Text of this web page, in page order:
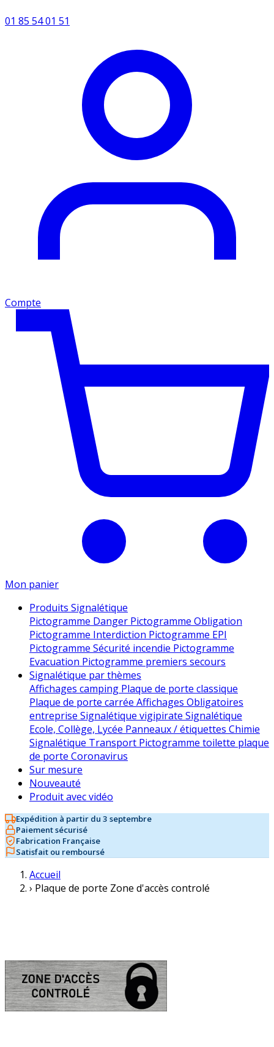
01 85 54 01 51
Compte
Mon panier
Produits Signalétique
Pictogramme Danger Pictogramme Obligation
Pictogramme Interdiction Pictogramme EPI
Pictogramme Sécurité incendie Pictogramme
Evacuation Pictogramme premiers secours
Signalétique par thèmes
Affichages camping Plaque de porte classique
Plaque de porte carrée Affichages Obligatoires
entreprise Signalétique vigipirate Signalétique
Ecole, Collège, Lycée Panneaux / étiquettes Chimie
Signalétique Transport Pictogramme toilette plaque
de porte Coronavirus
Sur mesure
Nouveauté
Produit avec vidéo
Expédition à partir du 3 septembre
Paiement sécurisé
Fabrication Française
Satisfait ou remboursé
Accueil
› Plaque de porte Zone d'accès controlé